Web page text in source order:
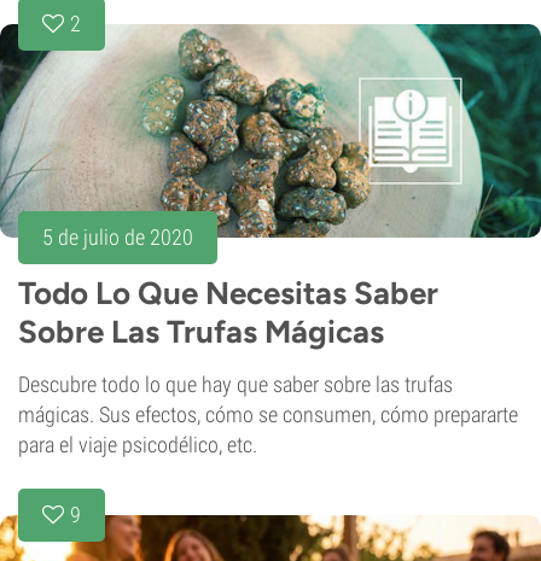
2
5 de julio de 2020
Todo Lo Que Necesitas Saber
Sobre Las Trufas Mágicas
Descubre todo lo que hay que saber sobre las trufas
mágicas. Sus efectos, cómo se consumen, cómo prepararte
para el viaje psicodélico, etc.
9